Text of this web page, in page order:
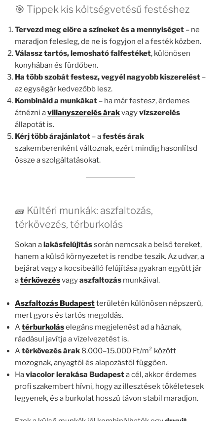
🎯 Tippek kis költségvetésű festéshez
Tervezd meg előre a színeket és a mennyiséget – ne
maradjon felesleg, de ne is fogyjon el a festék közben.
Válassz tartós, lemosható falfestéket, különösen
konyhában és fürdőben.
Ha több szobát festesz, vegyél nagyobb kiszerelést –
az egységár kedvezőbb lesz.
Kombináld a munkákat – ha már festesz, érdemes
átnézni avillanyszerelés árakvagyvízszerelés
állapotát is.
Kérj több árajánlatot – afestés árak
szakemberenként változnak, ezért mindig hasonlítsd
össze a szolgáltatásokat.
🧱 Kültéri munkák: aszfaltozás,
térkövezés, térburkolás
Sokan a lakásfelújítássorán nemcsak a belső tereket,
hanem a külső környezetet is rendbe teszik. Az udvar, a
bejárat vagy a kocsibeálló felújítása gyakran együtt jár
atérkövezésvagyaszfaltozás munkáival.
Aszfaltozás Budapestterületén különösen népszerű,
mert gyors és tartós megoldás.
Atérburkoláselegáns megjelenést ad a háznak,
ráadásul javítja a vízelvezetést is.
Atérkövezés árak 8.000–15.000 Ft/m² között
mozognak, anyagtól és alapozástól függően.
Haviacolor lerakása Budapesta cél, akkor érdemes
profi szakembert hívni, hogy az illesztések tökéletesek
legyenek, és a burkolat hosszú távon stabil maradjon.